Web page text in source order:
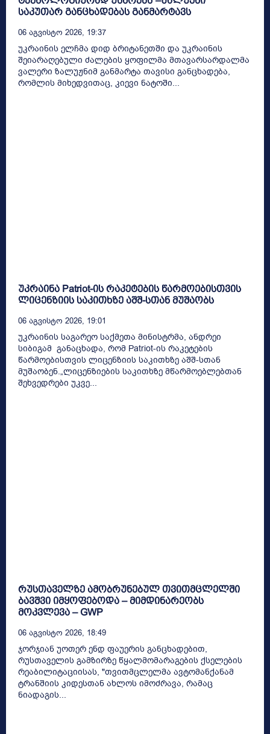
საკუთარ განცხადებას განმარტავს
06 Აგვისტო 2026, 19:37
უკრაინის ელჩმა დიდ ბრიტანეთში და უკრაინის
შეიარაღებული ძალების ყოფილმა მთავარსარდალმა
ვალერი ზალუჟნიმ განმარტა თავისი განცხადება,
რომლის მიხედვითაც, კიევი ნატოში...
უკრაინა Patriot-ის რაკეტების წარმოებისთვის
ლიცენზიის საკითხზე აშშ-სთან მუშაობს
06 Აგვისტო 2026, 19:01
უკრაინის საგარეო საქმეთა მინისტრმა, ანდრეი
სიბიგამ განაცხადა, რომ Patriot-ის რაკეტების
წარმოებისთვის ლიცენზიის საკითხზე აშშ-სთან
მუშაობენ.„ლიცენზიების საკითხზე მწარმოებლებთან
შეხვედრები უკვე...
რუსთაველზე ამობრუნებულ თვითმცლელში
ბავშვი იმყოფებოდა – მიმდინარეობს
მოკვლევა – GWP
06 Აგვისტო 2026, 18:49
ჯორჯიან უოთერ ენდ ფაუერის განცხადებით,
რუსთაველის გამზირზე წყალმომარაგების ქსელების
რეაბილიტაციისას, "თვითმცლელმა ავტომანქანამ
ტრანშიის კიდესთან ახლოს იმოძრავა, რამაც
ნიადაგის...